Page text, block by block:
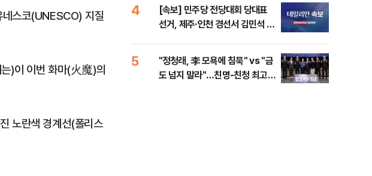
네스코(UNESCO) 지질
)이 이번 화마(火魔)의
노란색 경계선(폴리스
4
[속보] 민주당 전당대회 당대표
선거, 제주·인천 경선서 김민석 승
5
"정청래, 李 모욕에 침묵" vs "금
도 넘지 말라"…친명-친청 최고위